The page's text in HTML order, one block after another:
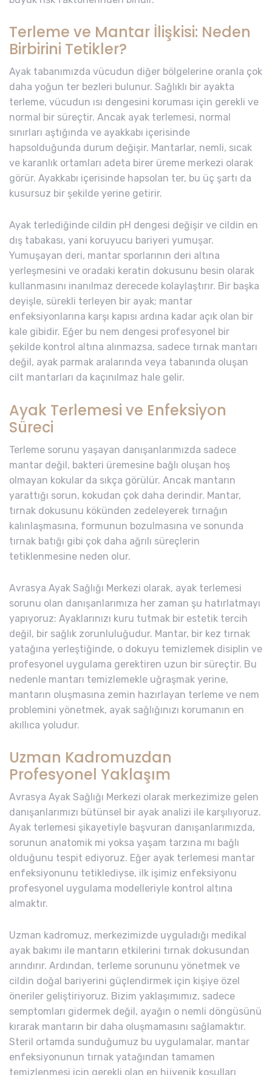
Terleme ve Mantar İlişkisi: Neden
Birbirini Tetikler?
Ayak tabanımızda vücudun diğer bölgelerine oranla çok
daha yoğun ter bezleri bulunur. Sağlıklı bir ayakta
terleme, vücudun ısı dengesini koruması için gerekli ve
normal bir süreçtir. Ancak ayak terlemesi, normal
sınırları aştığında ve ayakkabı içerisinde
hapsolduğunda durum değişir. Mantarlar, nemli, sıcak
ve karanlık ortamları adeta birer üreme merkezi olarak
görür. Ayakkabı içerisinde hapsolan ter, bu üç şartı da
kusursuz bir şekilde yerine getirir.
Ayak terlediğinde cildin pH dengesi değişir ve cildin en
dış tabakası, yani koruyucu bariyeri yumuşar.
Yumuşayan deri, mantar sporlarının deri altına
yerleşmesini ve oradaki keratin dokusunu besin olarak
kullanmasını inanılmaz derecede kolaylaştırır. Bir başka
deyişle, sürekli terleyen bir ayak; mantar
enfeksiyonlarına karşı kapısı ardına kadar açık olan bir
kale gibidir. Eğer bu nem dengesi profesyonel bir
şekilde kontrol altına alınmazsa, sadece tırnak mantarı
değil, ayak parmak aralarında veya tabanında oluşan
cilt mantarları da kaçınılmaz hale gelir.
Ayak Terlemesi ve Enfeksiyon
Süreci
Terleme sorunu yaşayan danışanlarımızda sadece
mantar değil, bakteri üremesine bağlı oluşan hoş
olmayan kokular da sıkça görülür. Ancak mantarın
yarattığı sorun, kokudan çok daha derindir. Mantar,
tırnak dokusunu kökünden zedeleyerek tırnağın
kalınlaşmasına, formunun bozulmasına ve sonunda
tırnak batığı gibi çok daha ağrılı süreçlerin
tetiklenmesine neden olur.
Avrasya Ayak Sağlığı Merkezi olarak, ayak terlemesi
sorunu olan danışanlarımıza her zaman şu hatırlatmayı
yapıyoruz: Ayaklarınızı kuru tutmak bir estetik tercih
değil, bir sağlık zorunluluğudur. Mantar, bir kez tırnak
yatağına yerleştiğinde, o dokuyu temizlemek disiplin ve
profesyonel uygulama gerektiren uzun bir süreçtir. Bu
nedenle mantarı temizlemekle uğraşmak yerine,
mantarın oluşmasına zemin hazırlayan terleme ve nem
problemini yönetmek, ayak sağlığınızı korumanın en
akıllıca yoludur.
Uzman Kadromuzdan
Profesyonel Yaklaşım
Avrasya Ayak Sağlığı Merkezi olarak merkezimize gelen
danışanlarımızı bütünsel bir ayak analizi ile karşılıyoruz.
Ayak terlemesi şikayetiyle başvuran danışanlarımızda,
sorunun anatomik mi yoksa yaşam tarzına mı bağlı
olduğunu tespit ediyoruz. Eğer ayak terlemesi mantar
enfeksiyonunu tetiklediyse, ilk işimiz enfeksiyonu
profesyonel uygulama modelleriyle kontrol altına
almaktır.
Uzman kadromuz, merkezimizde uyguladığı medikal
ayak bakımı ile mantarın etkilerini tırnak dokusundan
arındırır. Ardından, terleme sorununu yönetmek ve
cildin doğal bariyerini güçlendirmek için kişiye özel
öneriler geliştiriyoruz. Bizim yaklaşımımız, sadece
semptomları gidermek değil, ayağın o nemli döngüsünü
kırarak mantarın bir daha oluşmamasını sağlamaktır.
Steril ortamda sunduğumuz bu uygulamalar, mantar
enfeksiyonunun tırnak yatağından tamamen
temizlenmesi için gerekli olan en hijyenik koşulları